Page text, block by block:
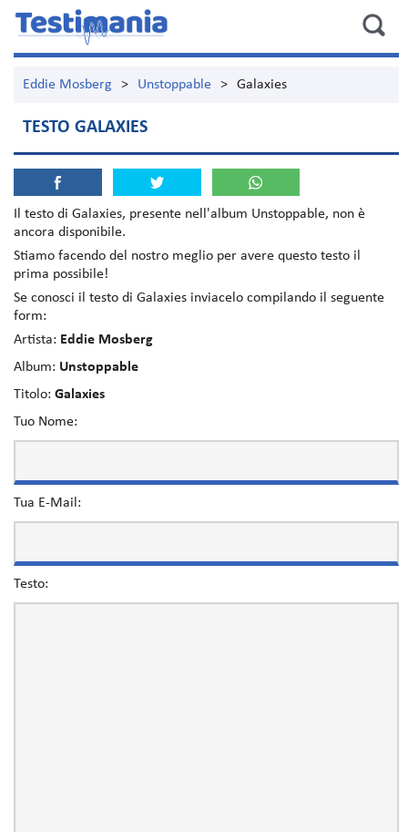
Eddie Mosberg > Unstoppable > Galaxies
TESTO GALAXIES
Il testo di Galaxies, presente nell'album Unstoppable, non è
ancora disponibile.
Stiamo facendo del nostro meglio per avere questo testo il
prima possibile!
Se conosci il testo di Galaxies inviacelo compilando il seguente
form:
Artista: Eddie Mosberg
Album: Unstoppable
Titolo: Galaxies
Tuo Nome:
Tua E-Mail:
Testo: